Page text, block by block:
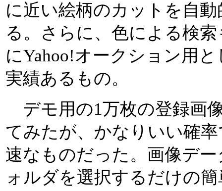
に近い絵柄のカットを自
る。さらに、色による検
にYahoo!オークション用
実績あるもの。
デモ用の1万枚の登録画
てみたが、かなりいい確
速なものだった。画像デ
ォルダを選択するだけの